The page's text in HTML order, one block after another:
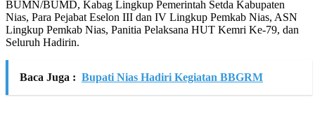
BUMN/BUMD, Kabag Lingkup Pemerintah Setda Kabupaten
Nias, Para Pejabat Eselon III dan IV Lingkup Pemkab Nias, ASN
Lingkup Pemkab Nias, Panitia Pelaksana HUT Kemri Ke-79, dan
Seluruh Hadirin.
Baca Juga : Bupati Nias Hadiri Kegiatan BBGRM